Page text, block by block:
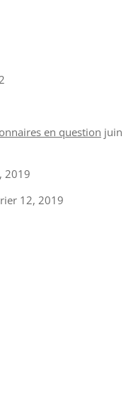
en question juin
2019
12, 2019